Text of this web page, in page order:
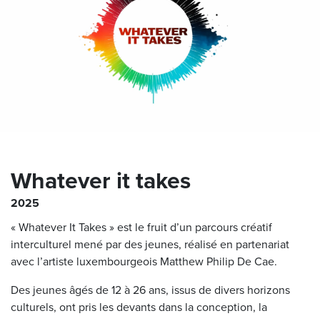
Whatever it takes
2025
« Whatever It Takes » est le fruit d’un parcours créatif
interculturel mené par des jeunes, réalisé en partenariat
avec l’artiste luxembourgeois Matthew Philip De Cae.
Des jeunes âgés de 12 à 26 ans, issus de divers horizons
culturels, ont pris les devants dans la conception, la